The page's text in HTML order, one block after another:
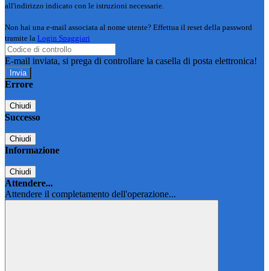
all'indirizzo indicato con le istruzioni necessarie.
Non hai una e-mail associata al nome utente? Effettua il reset della password
tramite la Login Spaggiari
E-mail inviata, si prega di controllare la casella di posta elettronica!
Errore
Chiudi
Successo
Chiudi
Informazione
Chiudi
Attendere...
Attendere il completamento dell'operazione...